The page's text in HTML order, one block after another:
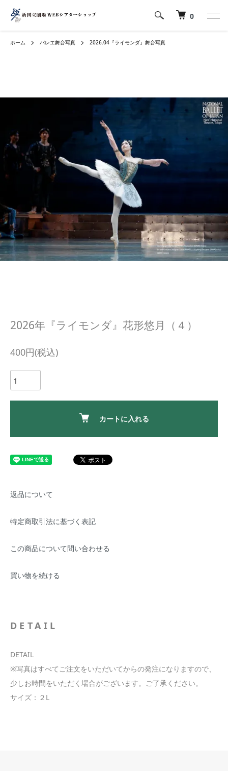
0
ホーム バレエ舞台写真 2026.04『ライモンダ』舞台写真
2026年『ライモンダ』花形悠月（４）
400円(税込)
カートに入れる
返品について
特定商取引法に基づく表記
この商品について問い合わせる
買い物を続ける
DETAIL
DETAIL
※写真はすべてご注文をいただいてからの発注になりますので、
少しお時間をいただく場合がございます。ご了承ください。
サイズ：２L